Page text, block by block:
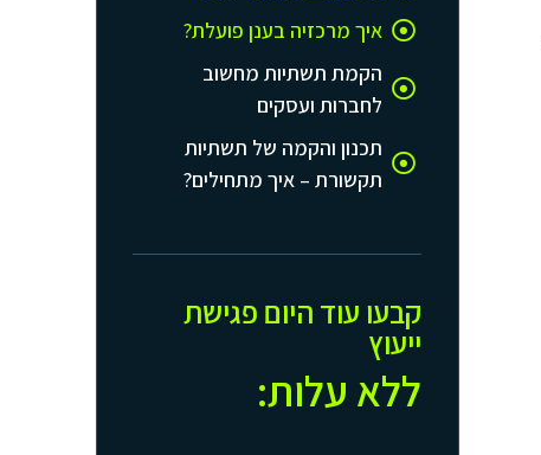
איך מרכזיה בענן פועלת?
הקמת תשתיות מחשוב
לחברות ועסקים
תכנון והקמה של תשתיות
תקשורת – איך מתחילים?
קבעו עוד היום פגישת
ייעוץ
ללא עלות:​